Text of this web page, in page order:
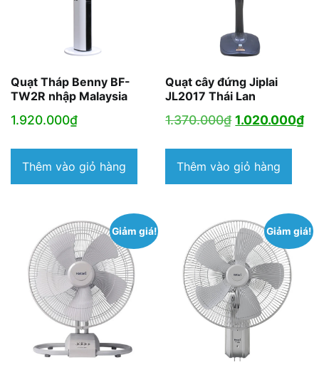
Quạt Tháp Benny BF-
TW2R nhập Malaysia
1.920.000₫
Thêm vào giỏ hàng
Quạt cây đứng Jiplai
JL2017 Thái Lan
1.370.000₫ Giá
là:
1.370.000₫.
1.020.000₫
Thêm vào giỏ hàng
Giảm giá! Giảm giá!